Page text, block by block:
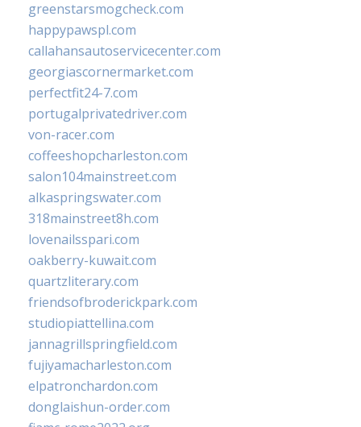
greenstarsmogcheck.com
happypawspl.com
callahansautoservicecenter.com
georgiascornermarket.com
perfectfit24-7.com
portugalprivatedriver.com
von-racer.com
coffeeshopcharleston.com
salon104mainstreet.com
alkaspringswater.com
318mainstreet8h.com
lovenailsspari.com
oakberry-kuwait.com
quartzliterary.com
friendsofbroderickpark.com
studiopiattellina.com
jannagrillspringfield.com
fujiyamacharleston.com
elpatronchardon.com
donglaishun-order.com